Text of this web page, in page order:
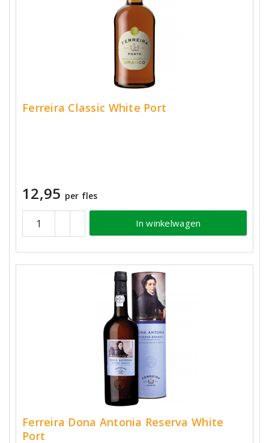
Ferreira Classic White Port
12,95 per fles
In winkelwagen
Ferreira Dona Antonia Reserva White
Port